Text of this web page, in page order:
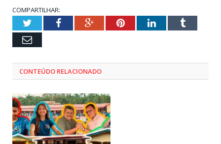
COMPARTILHAR:
TwitterFacebookGoogle+PinterestLinkedInTumblr
Email
CONTEÚDO RELACIONADO